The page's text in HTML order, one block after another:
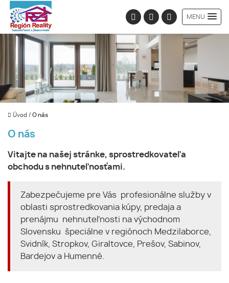
MENU
Úvod / O nás
O nás
Vitajte na našej stránke, sprostredkovateľa
obchodu s nehnuteľnosťami.
Zabezpečujeme pre Vás profesionálne služby v
oblasti sprostredkovania kúpy, predaja a
prenájmu nehnuteľnosti na východnom
Slovensku špeciálne v regiónoch Medzilaborce,
Svidník, Stropkov, Giraltovce, Prešov, Sabinov,
Bardejov a Humenné.